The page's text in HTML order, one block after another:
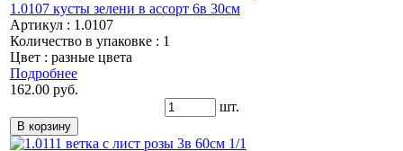
1.0107 кусты зелени в ассорт 6в 30см
Артикул : 1.0107
Количество в упаковке : 1
Цвет : разные цвета
Подробнее
162.00 руб.
шт.